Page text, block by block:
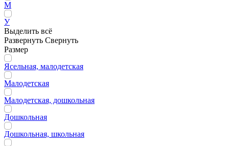
М
У
Выделить всё
Развернуть Свернуть
Размер
Ясельная, малодетская
Малодетская
Малодетская, дошкольная
Дошкольная
Дошкольная, школьная